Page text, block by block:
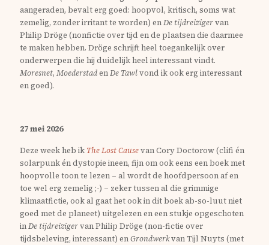
aangeraden, bevalt erg goed: hoopvol, kritisch, soms wat
zemelig, zonder irritant te worden) enDe tijdreizigervan
Philip Dröge (nonfictie over tijd en de plaatsen die daarmee
te maken hebben. Dröge schrijft heel toegankelijk over
onderwerpen die hij duidelijk heel interessant vindt.
Moresnet, MoederstadenDe Tawlvond ik ook erg interessant
en goed).
27 mei 2026
Deze week heb ik The Lost Causevan Cory Doctorow (clifi én
solarpunk én dystopie ineen, fijn om ook eens een boek met
hoopvolle toon te lezen – al wordt de hoofdpersoon af en
toe wel erg zemelig ;-) – zeker tussen al die grimmige
klimaatfictie, ook al gaat het ook in dit boek ab-so-luut niet
goed met de planeet) uitgelezen en een stukje opgeschoten
inDe tijdreizigervan Philip Dröge (non-fictie over
tijdsbeleving, interessant) enGrondwerkvan Tijl Nuyts (met